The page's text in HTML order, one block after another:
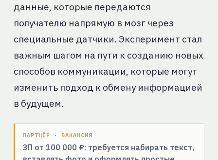
данные, которые передаются
получателю напрямую в мозг через
специальные датчики. Эксперимент стал
важным шагом на пути к созданию новых
способов коммуникации, которые могут
изменить подход к обмену информацией
в будущем.
ПАРТНЁР · ВАКАНСИЯ
ЗП от 100 000 ₽: требуется набирать текст,